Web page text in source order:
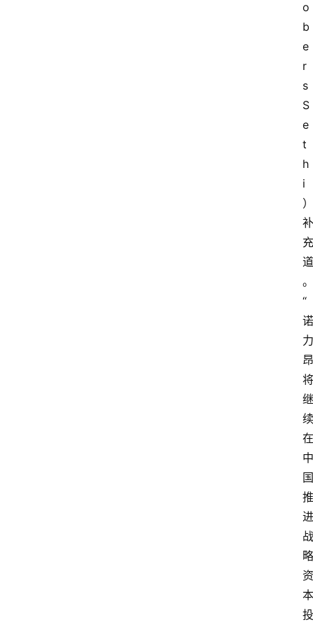
o
b
e
r
s
S
e
t
h
i
）
补
充
道
。
“
诺
力
昂
将
继
续
在
中
国
推
进
战
略
资
本
投